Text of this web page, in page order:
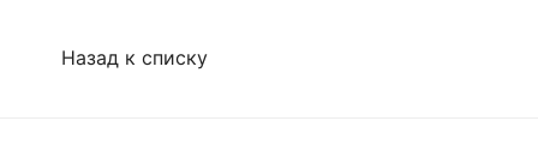
Назад к списку